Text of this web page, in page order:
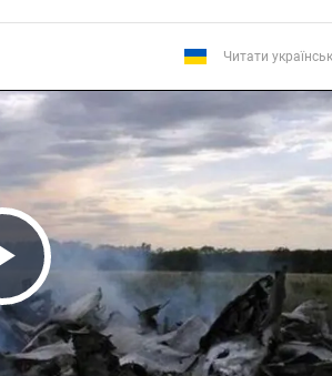
Читати
Video